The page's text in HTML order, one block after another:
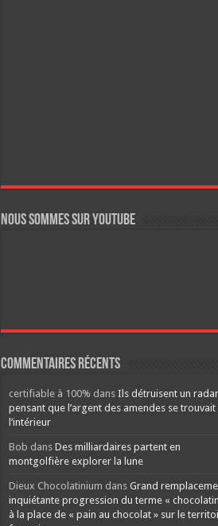
Nous sommes sur YouTube
Commentaires récents
certifiable à 100% dans Ils détruisent un
pensant que l’argent des amendes se trouvait
l’intérieur
Bob dans Des milliardaires partent en
montgolfière explorer la lune
Dieux Chocolatinium dans Grand
inquiétante progression du terme «
à la place de « pain au chocolat » sur le